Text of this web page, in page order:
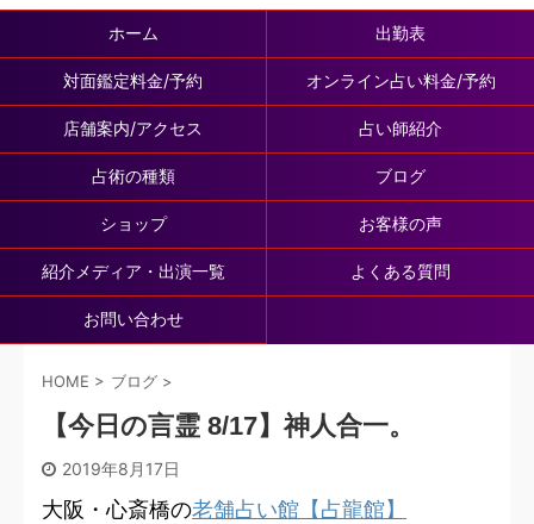
ホーム 出勤表
対面鑑定料金/予約 オンライン占い料金/予約
店舗案内/アクセス 占い師紹介
占術の種類 ブログ
ショップ お客様の声
紹介メディア・出演一覧 よくある質問
お問い合わせ
HOME > ブログ >
【今日の言霊 8/17】神人合一。
2019年8月17日
大阪・心斎橋の老舗占い館【占龍館】